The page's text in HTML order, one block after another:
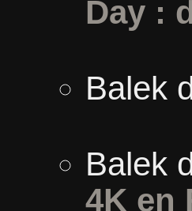
Day :
Balek
Balek
4K en